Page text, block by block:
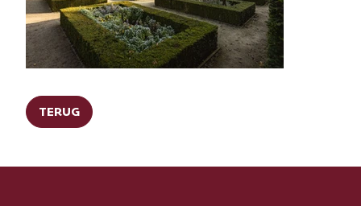
TERUG